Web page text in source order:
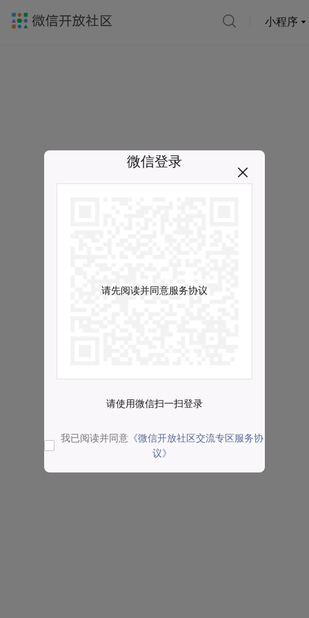
小程序
微信登录
请先阅读并同意服务协议
请使用微信扫一扫登录
我已阅读并同意 《微信开放社区交流专区服务协
议》